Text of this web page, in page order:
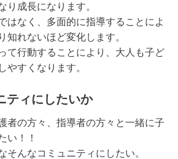
り成長になります。
はなく、多面的に指導することによ
知れないほど変化します。
て行動することにより、大人も子ど
やすくなります。
ティにしたいか
者の方々、指導者の方々と一緒に子
い！！
そんなコミュニティにしたい。